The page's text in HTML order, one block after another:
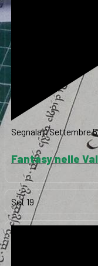
SegnalatiSettembre
Fantasy nelle
Set 19